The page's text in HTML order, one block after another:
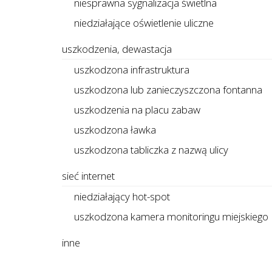
niedziałające oświetlenie uliczne
uszkodzenia, dewastacja
uszkodzona infrastruktura
uszkodzona lub zanieczyszczona fontanna
uszkodzenia na placu zabaw
uszkodzona ławka
uszkodzona tabliczka z nazwą ulicy
sieć internet
niedziałający hot-spot
uszkodzona kamera monitoringu miejskiego
inne